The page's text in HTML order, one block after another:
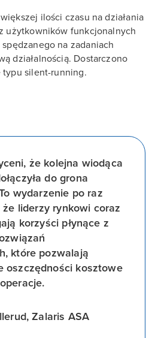
ilości czasu na działania
użytkowników funkcjonalnych
na zadaniach
działalnością. Dostarczono
typu silent-running.
że kolejna wiodąca
do grona
wydarzenie po raz
liderzy rynkowi coraz
korzyści płynące z
które pozwalają
oszczędności kosztowe
Zalaris ASA